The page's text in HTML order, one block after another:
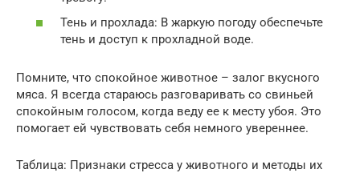
Тень и прохлада: В жаркую погоду обеспечьте
тень и доступ к прохладной воде.
Помните, что спокойное животное – залог вкусного
мяса. Я всегда стараюсь разговаривать со свиньей
спокойным голосом, когда веду ее к месту убоя. Это
помогает ей чувствовать себя немного увереннее.
Таблица: Признаки стресса у животного и методы их